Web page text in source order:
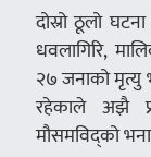
दोस्रो ठूलो
धवलागिरि,
२७ जनाको मृत्यु
रहेकाले अझै
मौसमविद्को